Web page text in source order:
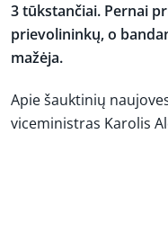
3 tūkstančiai. Pernai
prievolininkų, o
mažėja.
Apie šauktinių
viceministras Karolis